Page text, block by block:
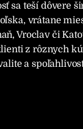
sa teší dôvere
vrátane
Vroclav či
z rôznych
a